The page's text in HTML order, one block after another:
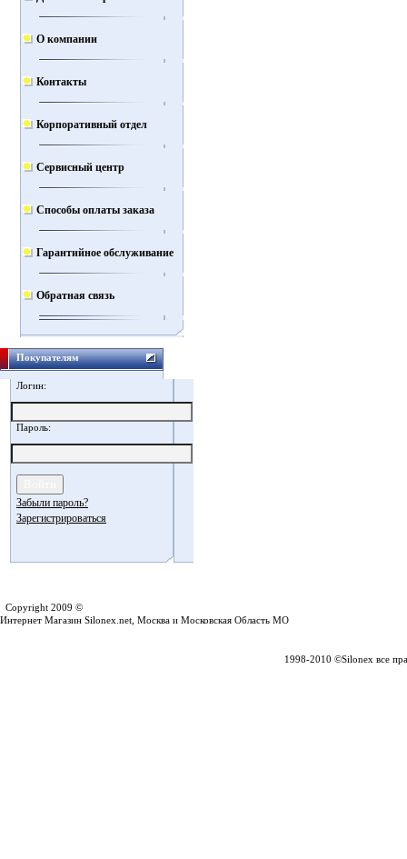
О компании
Контакты
Корпоративный отдел
Сервисный центр
Способы оплаты заказа
Гарантийное обслуживание
Обратная связь
Покупателям
Логин:
Пароль:
Забыли пароль?
Зарегистрироваться
Copyright 2009 ©
Интернет Магазин Silonex.net, Москва и Московская Область МО
1998-2010 ©Silonex все